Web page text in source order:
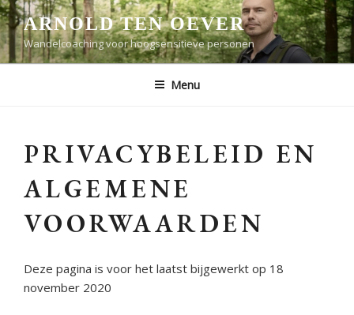
Ga
naar
de
inhoud
ARNOLD TEN OEVER
Wandelcoaching voor hoogsensitieve personen
Menu
PRIVACYBELEID EN
ALGEMENE
VOORWAARDEN
Deze pagina is voor het laatst bijgewerkt op 18
november 2020